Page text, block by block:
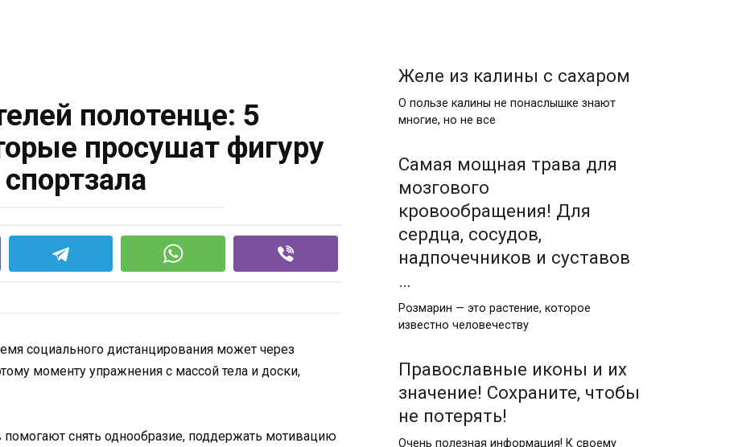
полотенце: 5
просушат фигуру
социального дистанцирования может через
моменту упражнения с массой тела и доски,
снять однообразие, поддержать мотивацию
Желе из калины с сахаром
О пользе калины не понаслышке знают
многие, но не все
Самая мощная трава для
мозгового
кровообращения! Для
сердца, сосудов,
надпочечников и суставов
…
Розмарин — это растение, которое
известно человечеству
Православные иконы и их
значение! Сохраните, чтобы
не потерять!
Очень полезная информация! К своему